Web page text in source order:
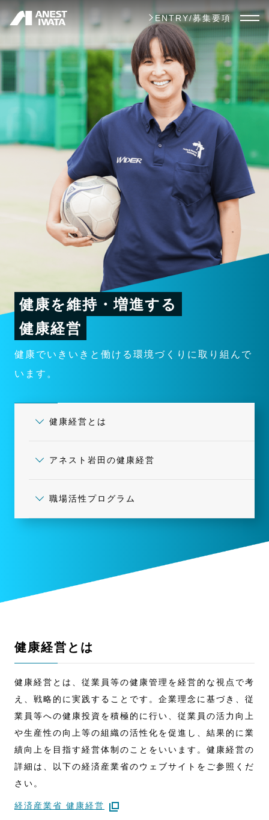
メ
イ
ン
ツ
ENTRY/募集要項
健康を維持・増進する
健康経営
健康でいきいきと働ける環境づくりに取り組んで
います。
健康経営とは
アネスト岩田の健康経営
職場活性プログラム
健康経営とは
健康経営とは、従業員等の健康管理を経営的な視点で考
え、戦略的に実践することです。企業理念に基づき、従
業員等への健康投資を積極的に行い、従業員の活力向上
や生産性の向上等の組織の活性化を促進し、結果的に業
績向上を目指す経営体制のことをいいます。健康経営の
詳細は、以下の経済産業省のウェブサイトをご参照くだ
さい。
経済産業省 健康経営